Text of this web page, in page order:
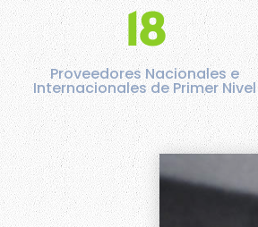
18
Proveedores Nacionales e
Internacionales de Primer Nivel